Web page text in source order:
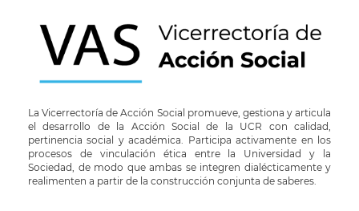
La Vicerrectoría de Acción Social promueve, gestiona y articula
el desarrollo de la Acción Social de la UCR con calidad,
pertinencia social y académica. Participa activamente en los
procesos de vinculación ética entre la Universidad y la
Sociedad, de modo que ambas se integren dialécticamente y
realimenten a partir de la construcción conjunta de saberes.